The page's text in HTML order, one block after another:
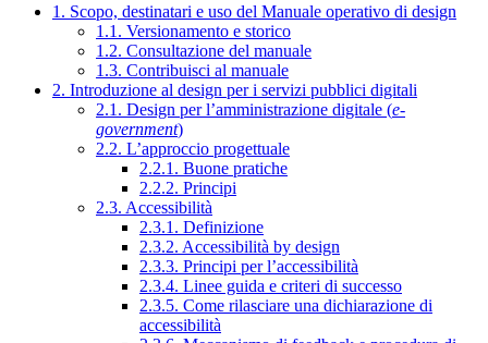
1. Scopo, destinatari e uso del Manuale operativo di design
1.1. Versionamento e storico
1.2. Consultazione del manuale
1.3. Contribuisci al manuale
2. Introduzione al design per i servizi pubblici digitali
2.1. Design per l’amministrazione digitale (e-
government)
2.2. L’approccio progettuale
2.2.1. Buone pratiche
2.2.2. Principi
2.3. Accessibilità
2.3.1. Definizione
2.3.2. Accessibilità by design
2.3.3. Principi per l’accessibilità
2.3.4. Linee guida e criteri di successo
2.3.5. Come rilasciare una dichiarazione di
accessibilità